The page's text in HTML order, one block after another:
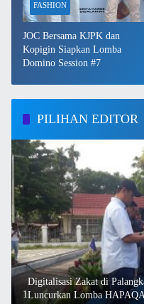
FASHION
JOC Bersama KJPK dan
Kopigin Siapkan Lomba
Domino Session #7
PILIHAN EDITOR
1
Digitalisasi Zakat di
Luncurkan Lomba